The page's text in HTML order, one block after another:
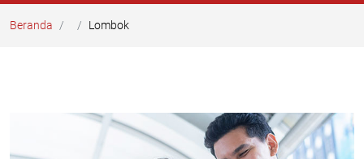
Beranda Lombok